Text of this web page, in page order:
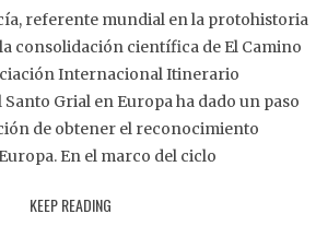
referente mundial en la protohistoria
consolidación científica de El Camino
Internacional Itinerario
Grial en Europa ha dado un paso
de obtener el reconocimiento
En el marco del ciclo
KEEP READING